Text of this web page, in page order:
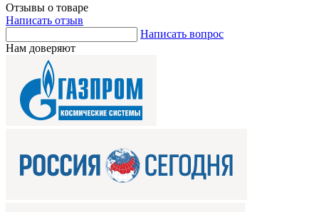
Отзывы о товаре
Написать отзыв
Написать вопрос
Нам доверяют